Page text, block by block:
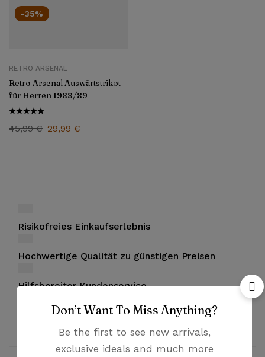
-35%
RETRO ARSENAL
Retro Arsenal Auswärtstrikot
für Herren 1988/89
45,99€ 29,99 €
Risikofreies Einkaufserlebnis
Hochwertige Qualität zu günstigen Preisen
Hilfsbereiter Kundenservice
Bezahlung mit PayPal und Kreditkarten
Don’t Want To Miss Anything?
Be the first to see new arrivals,
exclusive ideals and much more